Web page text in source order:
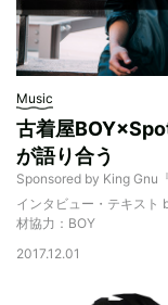
Music
古着屋
が語り合う
Sponsored by King Gnu
インタビュー・テキス
材協力：BOY
2017.12.01